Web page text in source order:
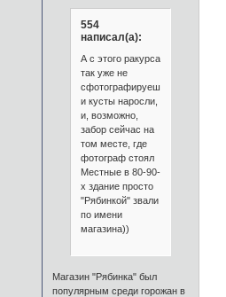
554
написал(а):
А с этого ракурса
так уже не
сфотографируешь...
и кусты наросли,
и, возможно,
забор сейчас на
том месте, где
фотограф стоял
Местные в 80-90-
х здание просто
"Рябинкой" звали
по имени
магазина))
Магазин "Рябинка" был
популярным среди горожан в